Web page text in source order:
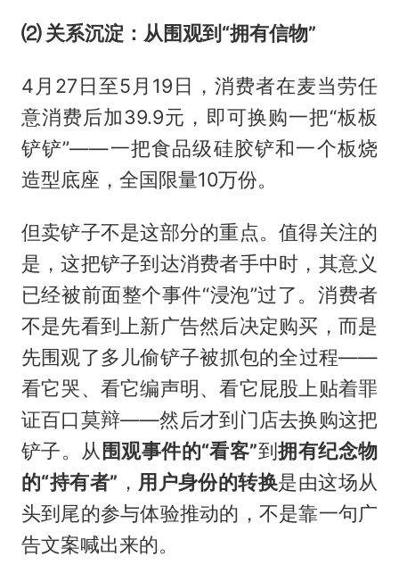
⑵ 关系沉淀：从围观到“拥有信物”
4月27日至5月19日，消费者在麦当劳任
意消费后加39.9元，即可换购一把“板板
铲铲”——一把食品级硅胶铲和一个板烧
造型底座，全国限量10万份。
但卖铲子不是这部分的重点。值得关注的
是，这把铲子到达消费者手中时，其意义
已经被前面整个事件“浸泡”过了。消费者
不是先看到上新广告然后决定购买，而是
先围观了多儿偷铲子被抓包的全过程——
看它哭、看它编声明、看它屁股上贴着罪
证百口莫辩——然后才到门店去换购这把
铲子。从 围观事件的“看客”到拥有纪念物
的“持有者” ， 用户身份的转换是由这场从
头到尾的参与体验推动的，不是靠一句广
告文案喊出来的。